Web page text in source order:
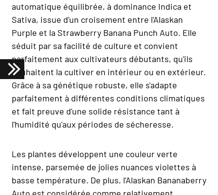
automatique équilibrée, à dominance Indica et
Sativa, issue d'un croisement entre l'Alaskan
Purple et la Strawberry Banana Punch Auto. Elle
séduit par sa facilité de culture et convient
parfaitement aux cultivateurs débutants, qu'ils
souhaitent la cultiver en intérieur ou en extérieur.
Grâce à sa génétique robuste, elle s'adapte
parfaitement à différentes conditions climatiques
et fait preuve d'une solide résistance tant à
l'humidité qu'aux périodes de sécheresse.
Les plantes développent une couleur verte
intense, parsemée de jolies nuances violettes à
basse température. De plus, l'Alaskan Bananaberry
Auto est considérée comme relativement